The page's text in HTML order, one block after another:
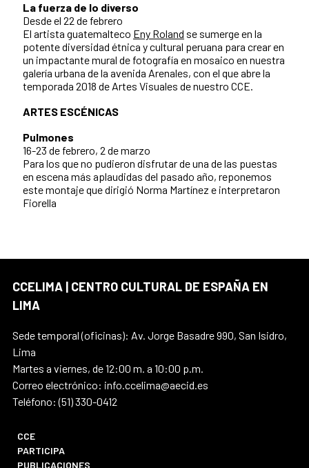
La fuerza de lo diverso
Desde el 22 de febrero
El artista guatemalteco Eny Roland se sumerge en la
potente diversidad étnica y cultural peruana para crear en
un impactante mural de fotografía en mosaico en nuestra
galería urbana de la avenida Arenales, con el que abre la
temporada 2018 de Artes Visuales de nuestro CCE.
ARTES ESCÉNICAS
Pulmones
16-23 de febrero, 2 de marzo
Para los que no pudieron disfrutar de una de las puestas
en escena más aplaudidas del pasado año, reponemos
este montaje que dirigió Norma Martínez e interpretaron
Fiorella
CCELIMA | CENTRO CULTURAL DE ESPAÑA EN
LIMA
Sede temporal (oficinas): Av. Jorge Basadre 990, San Isidro,
Lima
Martes a viernes, de 12:00 m. a 10:00 p.m.
Correo electrónico: info.ccelima@aecid.es
Teléfono: (51) 330-0412
CCE
PARTICIPA
PUBLICACIONES